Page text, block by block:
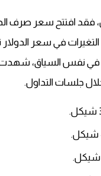
فقد افتتح سعر صرف
أن التغيرات في سعر
. في نفس السياق، شهدت
جلسات التداول.